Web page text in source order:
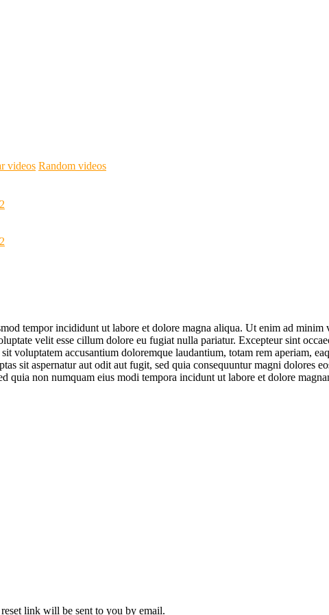
videos Random videos
tempor incididunt ut labore et dolore magna aliqua. Ut enim ad
velit esse cillum dolore eu fugiat nulla pariatur. Excepteur sint
voluptatem accusantium doloremque laudantium, totam rem aperiam,
sit aspernatur aut odit aut fugit, sed quia consequuntur magni dolores
quia non numquam eius modi tempora incidunt ut labore et dolore
link will be sent to you by email.